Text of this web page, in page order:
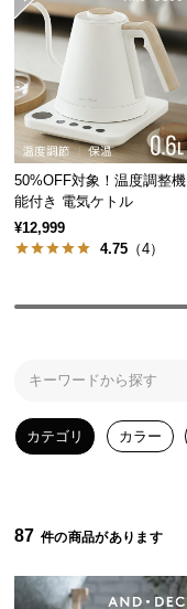
人
気
イ
テ
ム
品
リ
50%OFF対象！温度調整機
能付き 電気ケトル
¥12,999
4.75 （4）
カテゴリ カラー
87